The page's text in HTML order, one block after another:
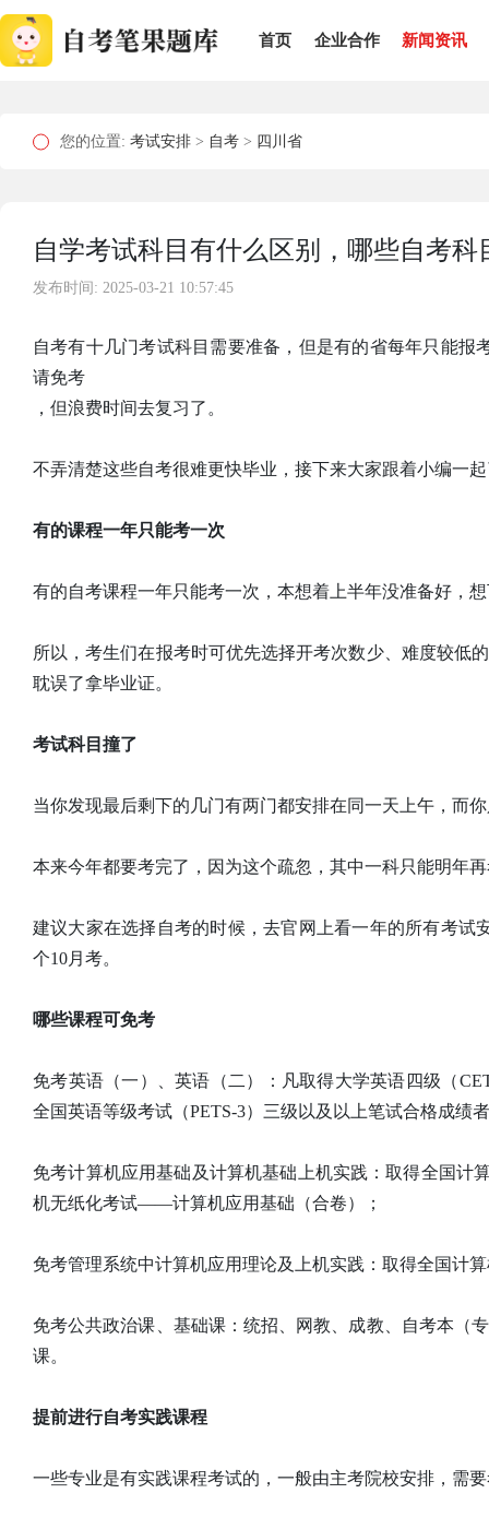
首页 企业合作 新闻资讯
您的位置: 考试安排 > 自考 > 四川省
自学考试科目有什么区别，哪些自考科
发布时间: 2025-03-21 10:57:45
自考有十几门考试科目需要准备，但是有的省每年只能
请免考
，但浪费时间去复习了。
不弄清楚这些自考很难更快毕业，接下来大家跟着小编一
有的课程一年只能考一次
有的自考课程一年只能考一次，本想着上半年没准备好，
所以，考生们在报考时可优先选择开考次数少、难度较低
耽误了拿毕业证。
考试科目撞了
当你发现最后剩下的几门有两门都安排在同一天上午，而
本来今年都要考完了，因为这个疏忽，其中一科只能明年
建议大家在选择自考的时候，去官网上看一年的所有考
个10月考。
哪些课程可免考
免考英语（一）、英语（二）：凡取得大学英语四级（
全国英语等级考试（PETS-3）三级以及以上笔试合格成绩
免考计算机应用基础及计算机基础上机实践：取得全国计
机无纸化考试——计算机应用基础（合卷）；
免考管理系统中计算机应用理论及上机实践：取得全国计
免考公共政治课、基础课：统招、网教、成教、自考本（
课。
提前进行自考实践课程
一些专业是有实践课程考试的，一般由主考院校安排，需